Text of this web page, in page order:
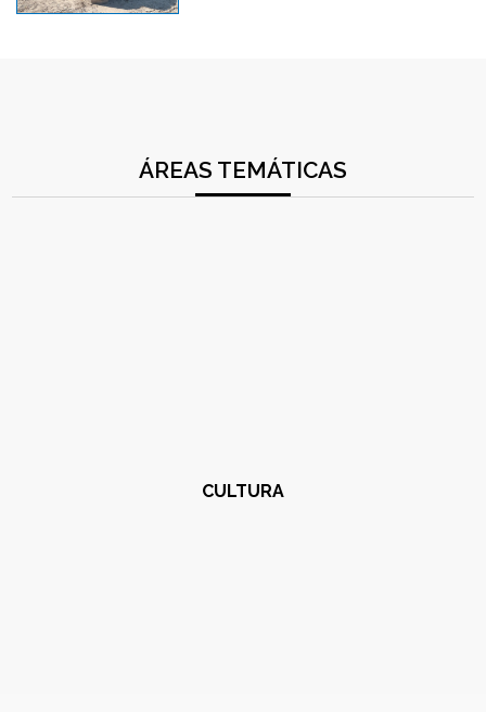
ÁREAS TEMÁTICAS
CULTURA